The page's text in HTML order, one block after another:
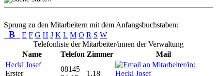
Sprung zu den Mitarbeitern mit dem Anfangsbuchstaben:
B E F G H J K L M O R S W
Telefonliste der Mitarbeiter/innen der Verwaltung
Name
Telefon Zimmer
Mail
Heckl Josef
Erster
08145
1.18